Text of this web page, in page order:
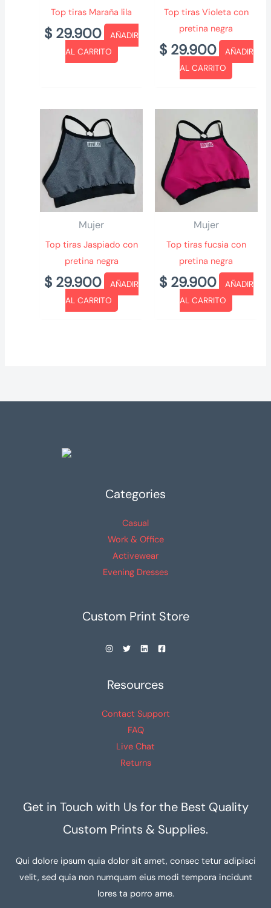
Top tiras Maraña lila
$ 29.900
AÑADIR
AL CARRITO
Top tiras Violeta con
pretina negra
$29.900
AÑADIR
AL CARRITO
Mujer
Top tiras Jaspiado con
pretina negra
$ 29.900
AÑADIR
AL CARRITO
Mujer
Top tiras fucsia con
pretina negra
$29.900
AÑADIR
AL CARRITO
Categories
Casual
Work & Office
Activewear
Evening Dresses
Custom Print Store
Resources
Contact Support
FAQ
Live Chat
Returns
Get in Touch with Us for the Best Quality
Custom Prints & Supplies.
Qui dolore ipsum quia dolor sit amet, consec tetur adipisci
velit, sed quia non numquam eius modi tempora incidunt
lores ta porro ame.